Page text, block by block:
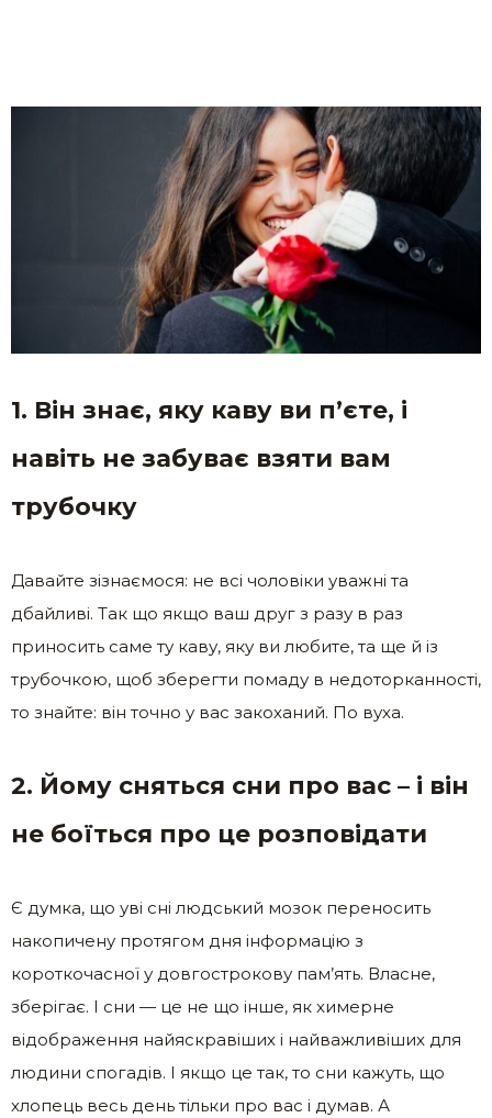
1. Він знає, яку каву ви п’єте, і
навіть не забуває взяти вам
трубочку
Давайте зізнаємося: не всі чоловіки уважні та
дбайливі. Так що якщо ваш друг з разу в раз
приносить саме ту каву, яку ви любите, та ще й із
трубочкою, щоб зберегти помаду в недоторканності,
то знайте: він точно у вас закоханий. По вуха.
2. Йому сняться сни про вас – і він
не боїться про це розповідати
Є думка, що уві сні людський мозок переносить
накопичену протягом дня інформацію з
короткочасної у довгострокову пам’ять. Власне,
зберігає. І сни — це не що інше, як химерне
відображення найяскравіших і найважливіших для
людини спогадів. І якщо це так, то сни кажуть, що
хлопець весь день тільки про вас і думав. А